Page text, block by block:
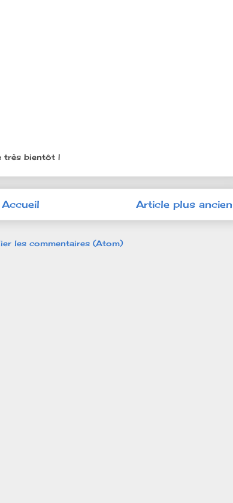
très bientôt !
Article plus ancien
Accueil
les commentaires (Atom)